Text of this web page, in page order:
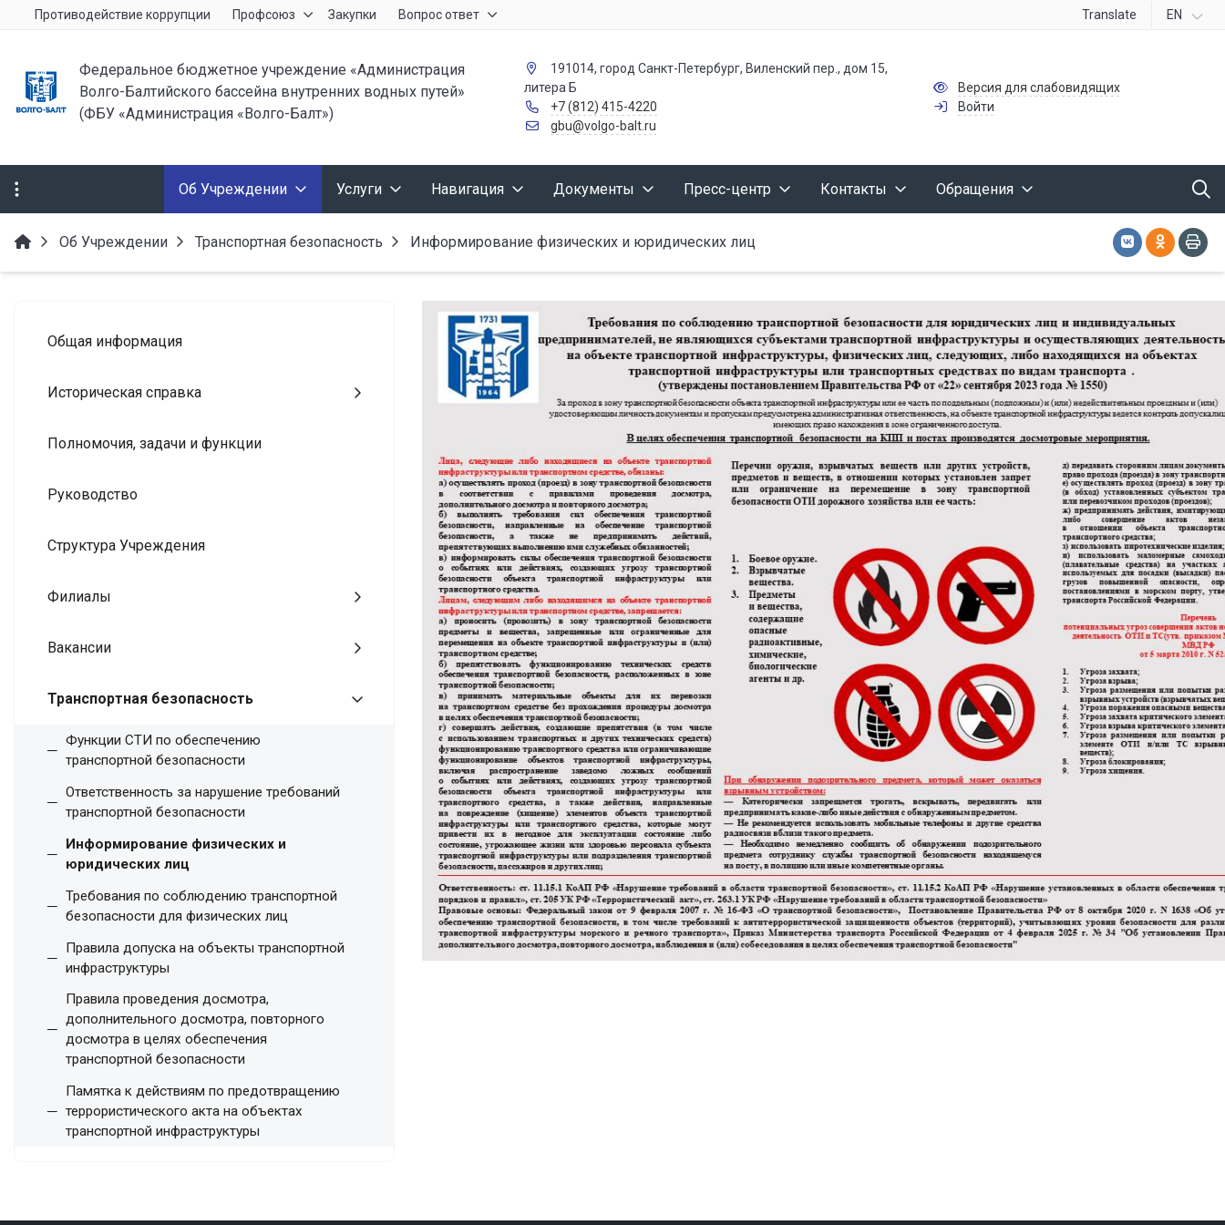
Противодействие коррупции Профсоюз Закупки Вопрос ответ Translate EN
Федеральное бюджетное учреждение «Администрация
Волго-Балтийского бассейна внутренних водных путей»
(ФБУ «Администрация «Волго-Балт»)
191014, город Санкт-Петербург, Виленский пер., дом 15,
литера Б
+7 (812) 415-4220
gbu@volgo-balt.ru
Версия для слабовидящих
Войти
Об Учреждении Услуги Навигация Документы Пресс-центр Контакты Обращения
Об Учреждении Транспортная безопасность Информирование физических и юридических лиц
Общая информация
Историческая справка
Полномочия, задачи и функции
Руководство
Структура Учреждения
Филиалы
Вакансии
Транспортная безопасность
Функции СТИ по обеспечению
транспортной безопасности
Ответственность за нарушение требований
транспортной безопасности
Информирование физических и
юридических лиц
Требования по соблюдению транспортной
безопасности для физических лиц
Правила допуска на объекты транспортной
инфраструктуры
Правила проведения досмотра,
дополнительного досмотра, повторного
досмотра в целях обеспечения
транспортной безопасности
Памятка к действиям по предотвращению
террористического акта на объектах
транспортной инфраструктуры